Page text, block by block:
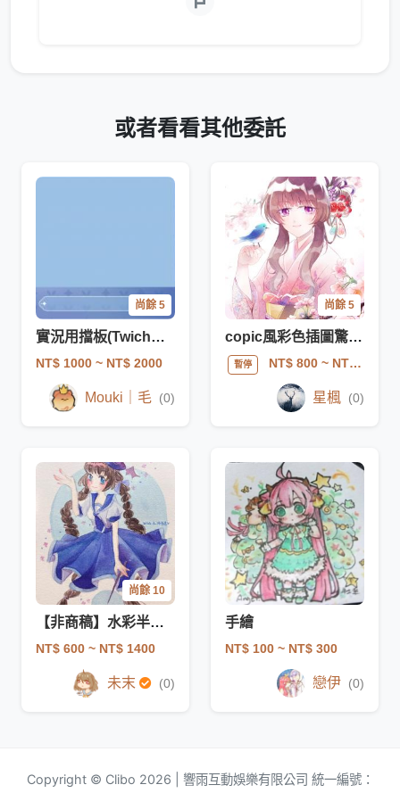
或者看看其他委託
尚餘 5
實況用擋板(Twich、Youtube)／雜談室
NT$ 1000 ~ NT$ 2000
Mouki｜毛 (0)
尚餘 5
copic風彩色插圖驚喜包
暫停 NT$ 800~ NT$ 3000
星楓 (0)
尚餘 10
【非商稿】水彩半身彩插(價格可議)
NT$ 600 ~ NT$ 1400
未末 (0)
手繪
NT$ 100 ~ NT$ 300
戀伊 (0)
Copyright © Clibo 2026 | 響雨互動娛樂有限公司 統一編號：